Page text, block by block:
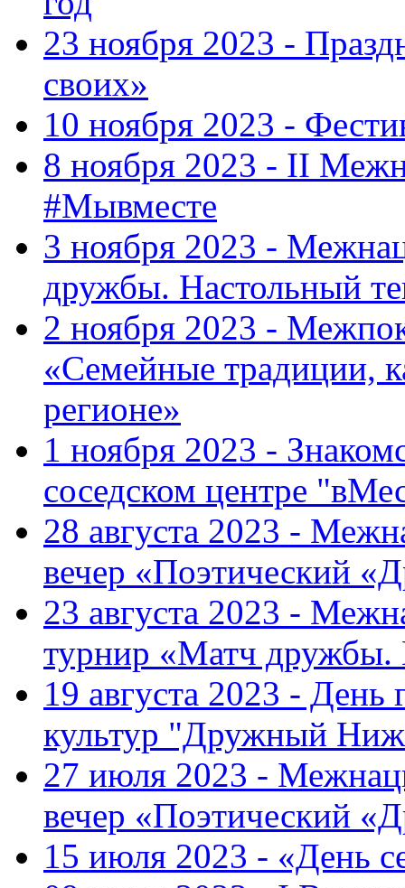
23 ноября 2023 -
своих»
10 ноября 2023 -
8 ноября 2023 - II
#Мывместе
3 ноября 2023 -
дружбы. Настольный
2 ноября 2023 -
«Семейные традиции,
регионе»
1 ноября 2023 -
соседском центре
28 августа 2023 -
вечер «Поэтический
23 августа 2023 -
турнир «Матч
19 августа 2023 -
культур "Дружный
27 июля 2023 -
вечер «Поэтический
15 июля 2023 - «День